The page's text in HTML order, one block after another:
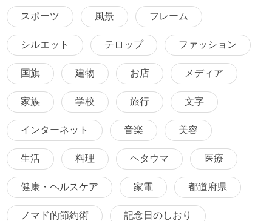
スポーツ 風景 フレーム
シルエット テロップ ファッション
国旗 建物 お店 メディア
家族 学校 旅行 文字
インターネット 音楽 美容
生活 料理 ヘタウマ 医療
健康・ヘルスケア 家電 都道府県
ノマド的節約術 記念日のしおり